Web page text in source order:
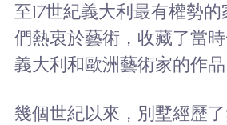
至17世紀義大利最有權勢
們熱衷於藝術，收藏了當
義大利和歐洲藝術家的作品
幾個世紀以來，別墅經歷